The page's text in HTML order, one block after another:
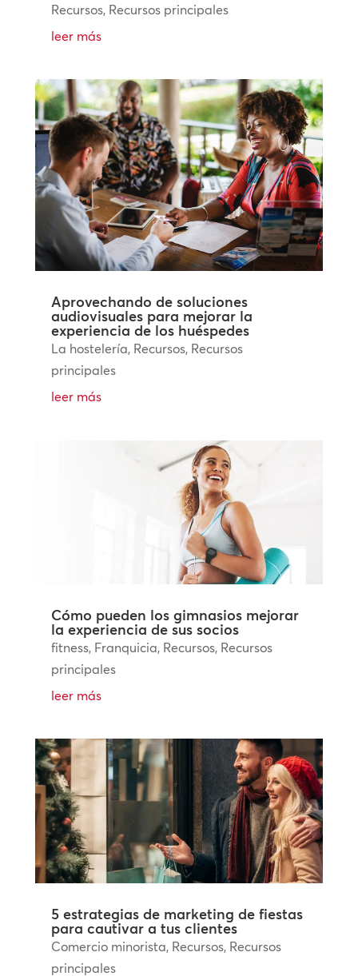
Recursos, Recursos principales
leer más
Aprovechando de soluciones
audiovisuales para mejorar la
experiencia de los huéspedes
La hostelería, Recursos, Recursos
principales
leer más
Cómo pueden los gimnasios mejorar
la experiencia de sus socios
fitness, Franquicia, Recursos, Recursos
principales
leer más
5 estrategias de marketing de fiestas
para cautivar a tus clientes
Comercio minorista, Recursos, Recursos
principales